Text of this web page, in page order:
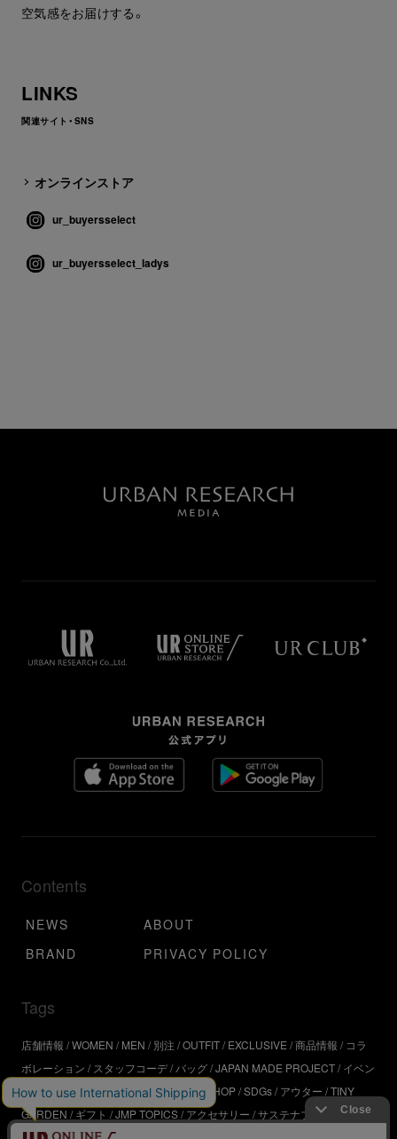
空気感をお届けする。
LINKS
関連サイト・SNS
オンラインストア
ur_buyersselect
ur_buyersselect_ladys
Contents
NEWS
ABOUT
BRAND
PRIVACY POLICY
Tags
店舗情報 WOMEN MEN 別注 OUTFIT EXCLUSIVE 商品情報
コラ
ボレーション
スタッフコーデ バッグ JAPAN MADE PROJECT イベン
ト アウトドア インタビュー WORKSHOP SDGs アウター TINY
GARDEN
ギフト JMP TOPICS アクセサリー サステナブル
UR